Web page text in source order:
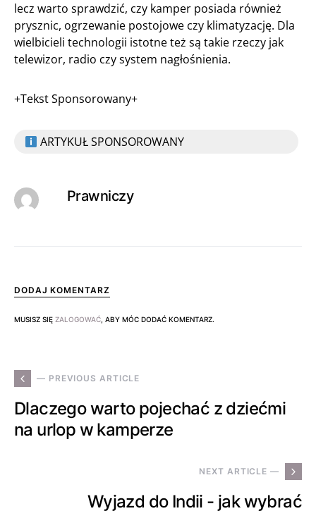
lecz warto sprawdzić, czy kamper posiada również
prysznic, ogrzewanie postojowe czy klimatyzację. Dla
wielbicieli technologii istotne też są takie rzeczy jak
telewizor, radio czy system nagłośnienia.
+Tekst Sponsorowany+
ARTYKUŁ SPONSOROWANY
Prawniczy
DODAJ KOMENTARZ
MUSISZ SIĘ ZALOGOWAĆ , ABY MÓC DODAĆ KOMENTARZ.
— PREVIOUS ARTICLE
Dlaczego warto pojechać z dziećmi
na urlop w kamperze
NEXT ARTICLE —
Wyjazd do Indii - jak wybrać